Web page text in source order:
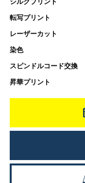
シルクプリント
転写プリント
レーザーカット
染色
スピンドルコード交換
昇華プリント